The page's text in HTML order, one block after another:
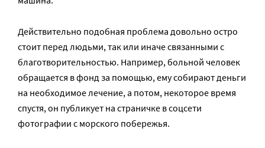
Действительно подобная проблема довольно остро
стоит перед людьми, так или иначе связанными с
благотворительностью. Например, больной человек
обращается в фонд за помощью, ему собирают деньги
на необходимое лечение, а потом, некоторое время
спустя, он публикует на страничке в соцсети
фотографии с морского побережья.